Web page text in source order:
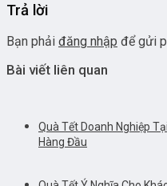
Trả lời
Bạn phải đăng nhập để gửi
Bài viết liên quan
Quà Tết Doanh Nghiệp
Hàng Đầu